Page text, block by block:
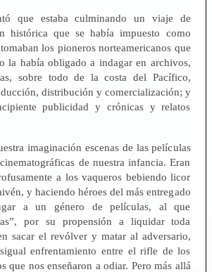
que estaba culminando un viaje de
histórica que se había impuesto como
los pioneros norteamericanos que
la había obligado a indagar en archivos,
sobre todo de la costa del Pacífico,
distribución y comercialización; y
publicidad y crónicas y relatos
imaginación escenas de las películas
de nuestra infancia. Eran
a los vaqueros bebiendo licor
y haciendo héroes del más entregado
a un género de películas, al que
por su propensión a liquidar toda
sacar el revólver y matar al adversario,
enfrentamiento entre el rifle de los
que nos enseñaron a odiar. Pero más allá